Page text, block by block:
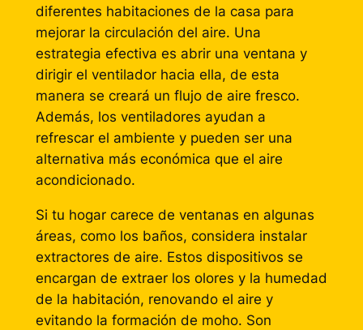
diferentes habitaciones de la casa para
mejorar la circulación del aire. Una
estrategia efectiva es abrir una ventana y
dirigir el ventilador hacia ella, de esta
manera se creará un flujo de aire fresco.
Además, los ventiladores ayudan a
refrescar el ambiente y pueden ser una
alternativa más económica que el aire
acondicionado.
Si tu hogar carece de ventanas en algunas
áreas, como los baños, considera instalar
extractores de aire. Estos dispositivos se
encargan de extraer los olores y la humedad
de la habitación, renovando el aire y
evitando la formación de moho. Son